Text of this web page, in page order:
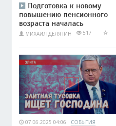
Подготовка к новому
повышению пенсионного
возраста началась
МИХАИЛ ДЕЛЯГИН 517
07.06.2025 04:06 СОБЫТИЯ